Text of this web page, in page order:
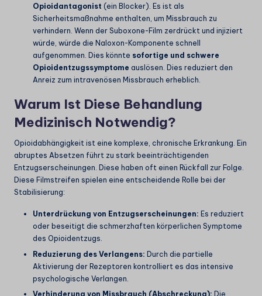
Opioidantagonist (ein Blocker). Es ist als
Sicherheitsmaßnahme enthalten, um Missbrauch zu
verhindern. Wenn der Suboxone-Film zerdrückt und injiziert
würde, würde die Naloxon-Komponente schnell
aufgenommen. Dies könnte sofortige und schwere
Opioidentzugssymptome auslösen. Dies reduziert den
Anreiz zum intravenösen Missbrauch erheblich.
Warum Ist Diese Behandlung
Medizinisch Notwendig?
Opioidabhängigkeit ist eine komplexe, chronische Erkrankung. Ein
abruptes Absetzen führt zu stark beeinträchtigenden
Entzugserscheinungen. Diese haben oft einen Rückfall zur Folge.
Diese Filmstreifen spielen eine entscheidende Rolle bei der
Stabilisierung:
Unterdrückung von Entzugserscheinungen: Es reduziert
oder beseitigt die schmerzhaften körperlichen Symptome
des Opioidentzugs.
Reduzierung des Verlangens: Durch die partielle
Aktivierung der Rezeptoren kontrolliert es das intensive
psychologische Verlangen.
Verhinderung von Missbrauch (Abschreckung): Die